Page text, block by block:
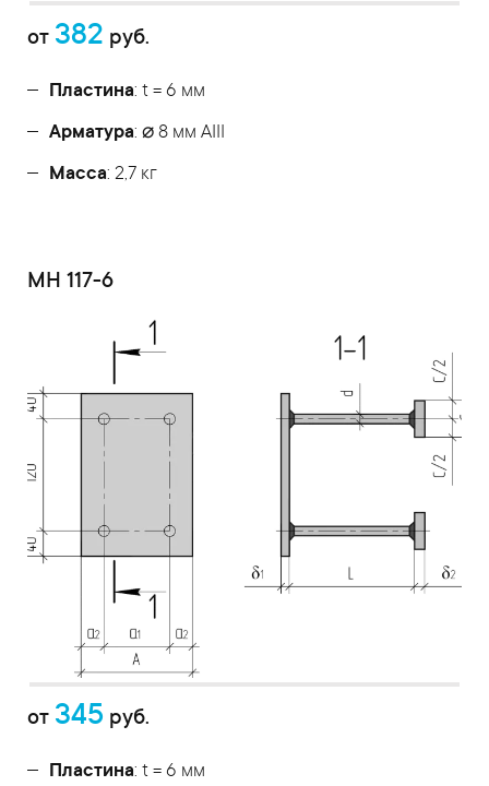
от 382 руб.
Пластина: t = 6 мм
Арматура: ⌀ 8 мм АIII
Масса: 2,7 кг
МН 117-6
от 345 руб.
Пластина: t = 6 мм